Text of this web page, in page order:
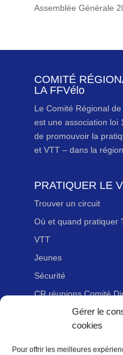
Gérer le
cookies
Pour offrir les meilleures
Assemblée Générale
COMITÉ
LA FFVélo
Le Comité Régional
est une association loi
de promouvoir la
et VTT – dans la région.
PRATIQUER LE
Trouver un circuit
Où et quand pratiquer
VTT
Jeunes
Sécurité
CR réunions Comité
Adhérer à la